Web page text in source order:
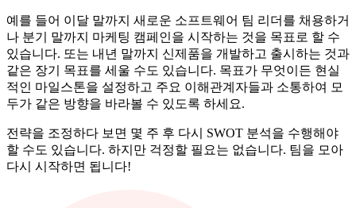
예를 들어 이달 말까지 새로운 소프트웨어 팀 리더를 채용하거
나 분기 말까지 마케팅 캠페인을 시작하는 것을 목표로 할 수
있습니다. 또는 내년 말까지 신제품을 개발하고 출시하는 것과
같은 장기 목표를 세울 수도 있습니다. 목표가 무엇이든 현실
적인 마일스톤을 설정하고 주요 이해관계자들과 소통하여 모
두가 같은 방향을 바라볼 수 있도록 하세요.
전략을 조정하다 보면 몇 주 후 다시 SWOT 분석을 수행해야
할 수도 있습니다. 하지만 걱정할 필요는 없습니다. 팀을 모아
다시 시작하면 됩니다!